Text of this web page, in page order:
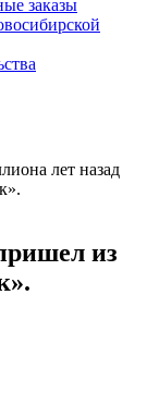
заказы
лет назад
из